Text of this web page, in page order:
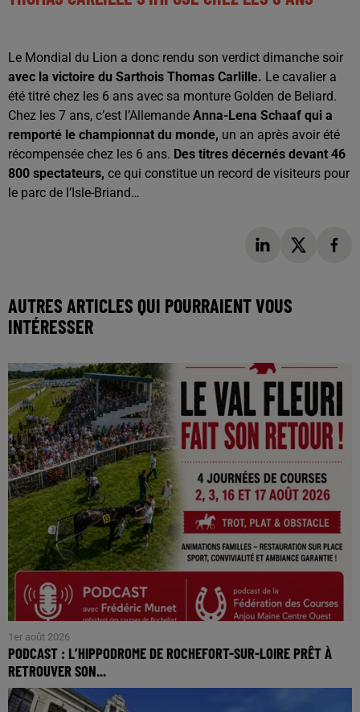
Le Mondial du Lion a donc rendu son verdict dimanche soir
avec la victoire du Sarthois Thomas Carlille. Le cavalier a
été titré chez les 6 ans avec sa monture Golden de Beliard.
Chez les 7 ans, c’est l’Allemande Anna-Lena Schaaf qui a
remporté le championnat du monde, un an après avoir été
récompensée chez les 6 ans. Des titres décernés devant 46
800 spectateurs, ce qui constitue un record de visiteurs pour
le parc de l’Isle-Briand…
AUTRES ARTICLES QUI POURRAIENT VOUS
INTÉRESSER
1er août 2026
PODCAST : L’HIPPODROME DE ROCHEFORT-SUR-LOIRE PRÊT À
RETROUVER SON...